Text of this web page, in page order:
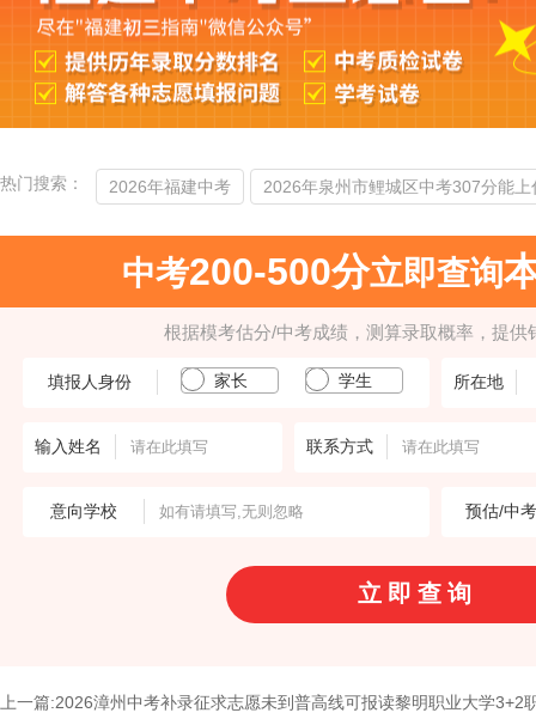
热门搜索： 2026年福建中考 2026年泉州市鲤城区中考307分能上
中考200-500分立即查询
根据模考估分/中考成绩，测算录取概率，提供
填报人身份 家长 学生 所在地
输入姓名 联系方式
意向学校 预估/中
上一篇:2026漳州中考补录征求志愿未到普高线可报读黎明职业大学3+2